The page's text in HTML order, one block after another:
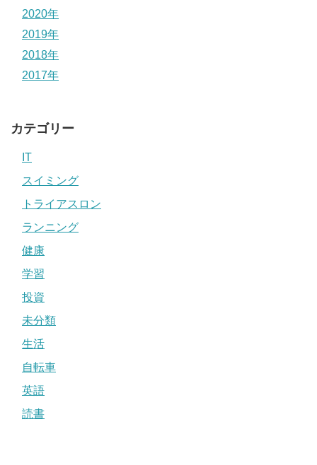
2020年
2019年
2018年
2017年
カテゴリー
IT
スイミング
トライアスロン
ランニング
健康
学習
投資
未分類
生活
自転車
英語
読書